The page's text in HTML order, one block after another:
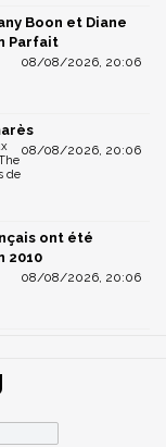
Boon et Diane
Parfait
08/08/2026, 20:06
08/08/2026, 20:06
de
ont été
2010
08/08/2026, 20:06